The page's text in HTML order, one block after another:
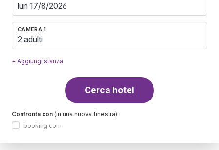
CAMERA 1
2 adulti
+ Aggiungi stanza
Cerca hotel
Confronta con (in una nuova finestra):
booking.com